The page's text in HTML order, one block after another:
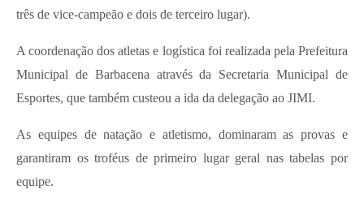
Arquivos para Download
Telefones Úteis
Transparência
SIC
três de vice-campeão e dois de terceiro lugar).
A coordenação dos atletas e logística foi realizada pela Prefeitura
Municipal de Barbacena através da Secretaria Municipal de
Esportes, que também custeou a ida da delegação ao JIMI.
As equipes de natação e atletismo, dominaram as provas e
garantiram os troféus de primeiro lugar geral nas tabelas por
equipe.